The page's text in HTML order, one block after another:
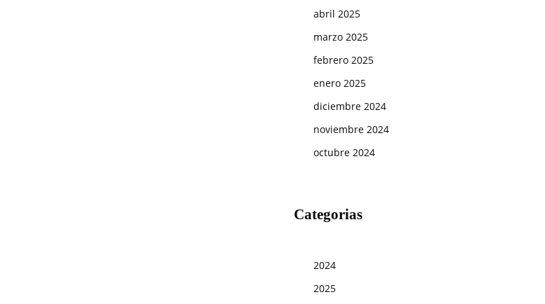
abril 2025
marzo 2025
febrero 2025
enero 2025
diciembre 2024
noviembre 2024
octubre 2024
Categorias
2024
2025